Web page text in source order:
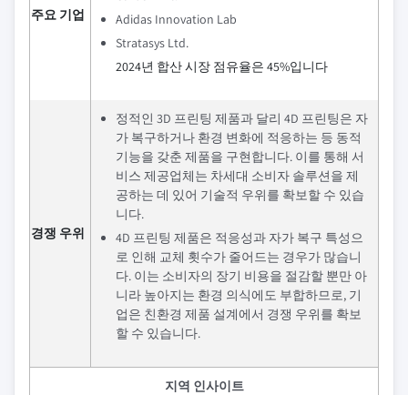
주요 기업
Adidas Innovation Lab
Stratasys Ltd.
2024년 합산 시장 점유율은 45%입니다
경쟁 우위
정적인 3D 프린팅 제품과 달리 4D 프린팅은 자
가 복구하거나 환경 변화에 적응하는 등 동적
기능을 갖춘 제품을 구현합니다. 이를 통해 서
비스 제공업체는 차세대 소비자 솔루션을 제
공하는 데 있어 기술적 우위를 확보할 수 있습
니다.
4D 프린팅 제품은 적응성과 자가 복구 특성으
로 인해 교체 횟수가 줄어드는 경우가 많습니
다. 이는 소비자의 장기 비용을 절감할 뿐만 아
니라 높아지는 환경 의식에도 부합하므로, 기
업은 친환경 제품 설계에서 경쟁 우위를 확보
할 수 있습니다.
지역 인사이트